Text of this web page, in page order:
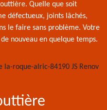
Quelle que soit
défectueux, joints lâchés,
le faire sans problème. Votre
nouveau en quelque temps.